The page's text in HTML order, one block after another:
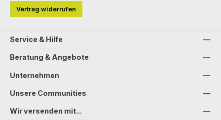
Vertrag widerrufen
Service & Hilfe
Beratung & Angebote
Unternehmen
Unsere Communities
Wir versenden mit...